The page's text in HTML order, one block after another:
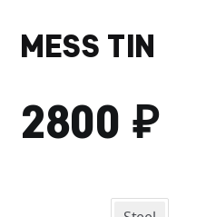
MESS TIN
2800 ₽